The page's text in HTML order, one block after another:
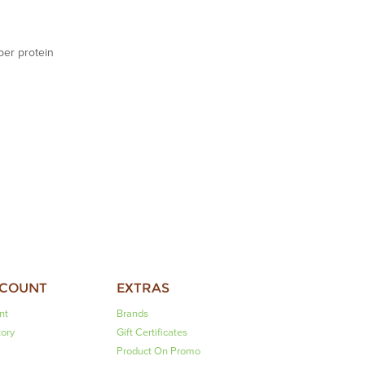
protein
EXTRAS
Brands
Gift Certificates
Product On Promo